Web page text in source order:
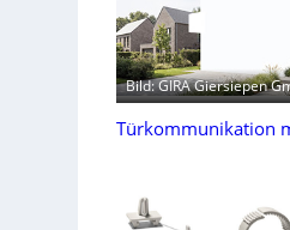
Bild: GIRA Giersiepen
Türkommunikation